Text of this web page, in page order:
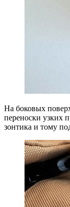
На боковых
переноски узких
зонтика и тому